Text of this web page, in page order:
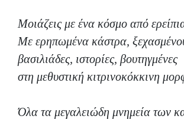
Μοιάζεις με ένα κόσμο από
Με ερηπωμένα κάστρα,
βασιλιάδες, ιστορίες, βουτηγμένες
στη μεθυστική κιτρινοκόκκινη
Όλα τα μεγαλειώδη μνημεία των